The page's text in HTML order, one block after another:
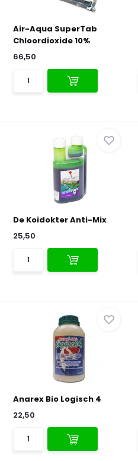
Air-Aqua SuperTab
Chloordioxide 10%
66,50
De Koidokter Anti-Mix
25,50
Anarex Bio Logisch 4
22,50